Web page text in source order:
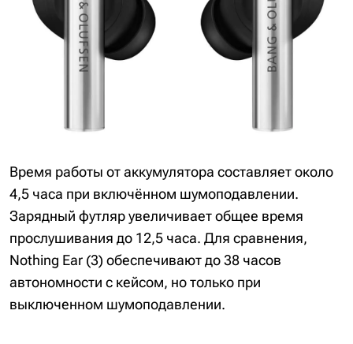
Время работы от аккумулятора составляет около
4,5 часа при включённом шумоподавлении.
Зарядный футляр увеличивает общее время
прослушивания до 12,5 часа. Для сравнения,
Nothing Ear (3) обеспечивают до 38 часов
автономности с кейсом, но только при
выключенном шумоподавлении.